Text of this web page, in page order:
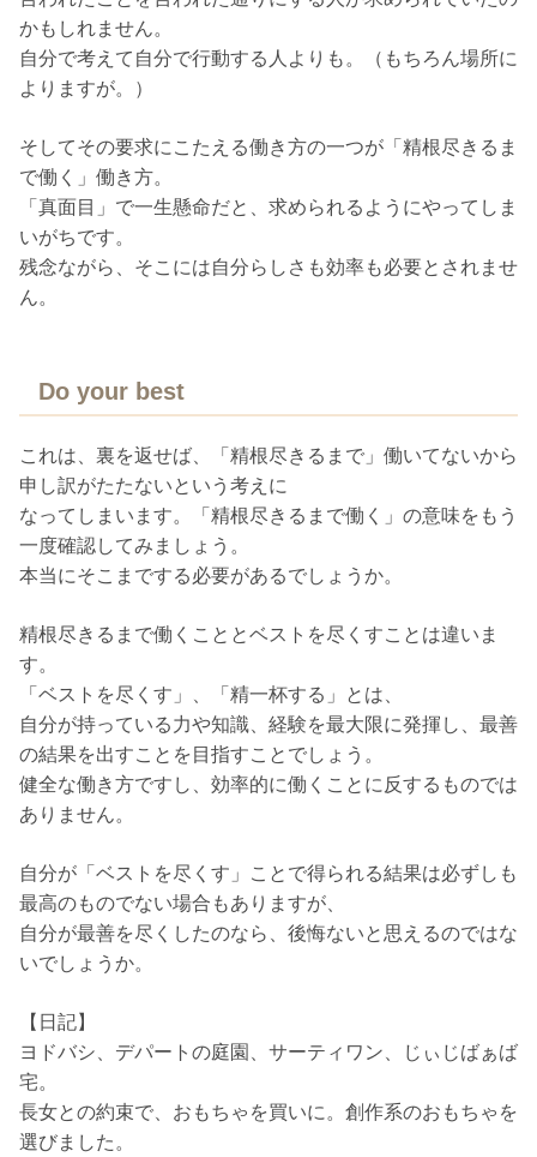
かもしれません。
自分で考えて自分で行動する人よりも。（もちろん場所に
よりますが。）
そしてその要求にこたえる働き方の一つが「精根尽きるま
で働く」働き方。
「真面目」で一生懸命だと、求められるようにやってしま
いがちです。
残念ながら、そこには自分らしさも効率も必要とされませ
ん。
Do your best
これは、裏を返せば、「精根尽きるまで」働いてないから
申し訳がたたないという考えに
なってしまいます。「精根尽きるまで働く」の意味をもう
一度確認してみましょう。
本当にそこまでする必要があるでしょうか。
精根尽きるまで働くこととベストを尽くすことは違いま
す。
「ベストを尽くす」、「精一杯する」とは、
自分が持っている力や知識、経験を最大限に発揮し、最善
の結果を出すことを目指すことでしょう。
健全な働き方ですし、効率的に働くことに反するものでは
ありません。
自分が「ベストを尽くす」ことで得られる結果は必ずしも
最高のものでない場合もありますが、
自分が最善を尽くしたのなら、後悔ないと思えるのではな
いでしょうか。
【日記】
ヨドバシ、デパートの庭園、サーティワン、じぃじばぁば
宅。
長女との約束で、おもちゃを買いに。創作系のおもちゃを
選びました。